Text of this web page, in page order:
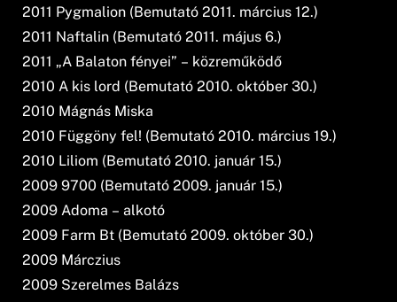
2011 Pygmalion (Bemutató 2011. március 12.)
2011 Naftalin (Bemutató 2011. május 6.)
2011 „A Balaton fényei” – közreműködő
2010 A kis lord (Bemutató 2010. október 30.)
2010 Mágnás Miska
2010 Függöny fel! (Bemutató 2010. március 19.)
2010 Liliom (Bemutató 2010. január 15.)
2009 9700 (Bemutató 2009. január 15.)
2009 Adoma – alkotó
2009 Farm Bt (Bemutató 2009. október 30.)
2009 Márczius
2009 Szerelmes Balázs